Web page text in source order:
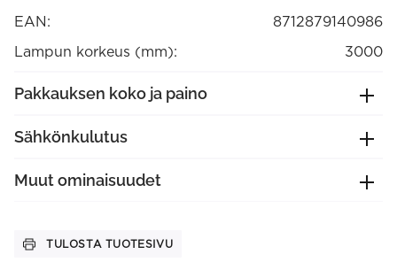
EAN:
8712879140986
Lampun korkeus (mm):
3000
Pakkauksen koko ja paino
Sähkönkulutus
Muut ominaisuudet
TULOSTA TUOTESIVU